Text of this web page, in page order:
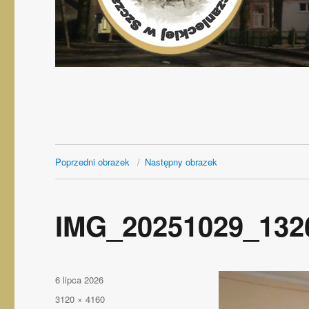
Poprzedni obrazek Następny obrazek
Opublikowano
6 lipca 2026
Pełny
3120 × 4160